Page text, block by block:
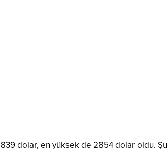
dolar, en yüksek de 2854 dolar oldu. Şu